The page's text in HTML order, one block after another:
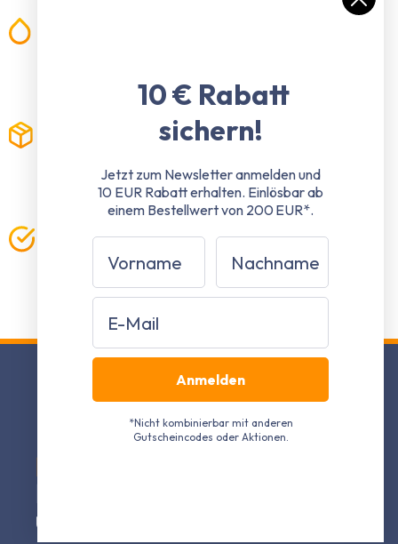
Garantiert immer und überall
Kostenloser Versand²
Keine versteckten Kosten - Deutschlandweit
Versand gratis
Qualität direkt vom Hersteller
Durchdachte Konstruktionen zu fairen Preisen im
Direktvertrieb
Ihr Experte
und Gartenpavillons
10 € Rabatt
sichern!
Jetzt zum Newsletter anmelden und
10 EUR Rabatt erhalten. Einlösbar ab
einem Bestellwert von 200 EUR*.
Vorname Nachname
Email
Anmelden
*Nicht kombinierbar mit anderen
Gutscheincodes oder Aktionen.